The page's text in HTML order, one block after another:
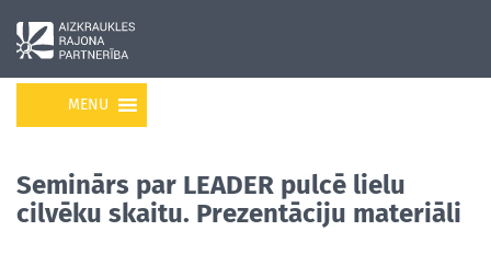
MENU
Seminārs par LEADER pulcē lielu
cilvēku skaitu. Prezentāciju materiāli